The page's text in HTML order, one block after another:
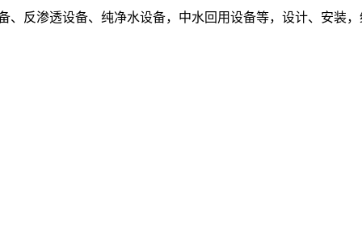
反渗透设备、纯净水设备，中水回用设备等，设计、安装，